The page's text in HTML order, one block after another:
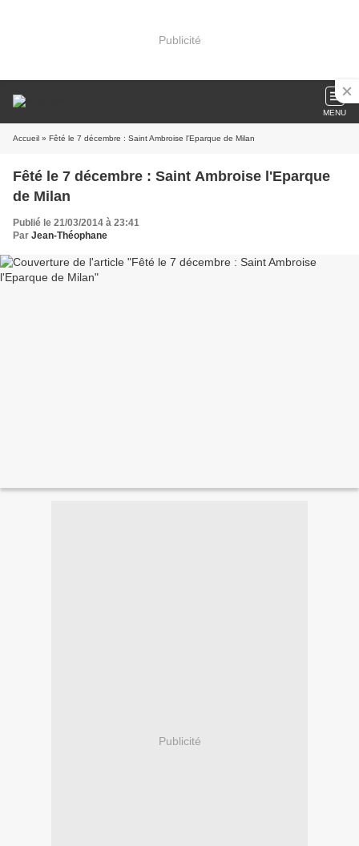
Publicité
MENU
Accueil » Fêté le 7 décembre : Saint Ambroise l'Eparque de Milan
Fêté le 7 décembre : Saint Ambroise l'Eparque
de Milan
Publié le 21/03/2014 à 23:41
Par Jean-Théophane
Publicité